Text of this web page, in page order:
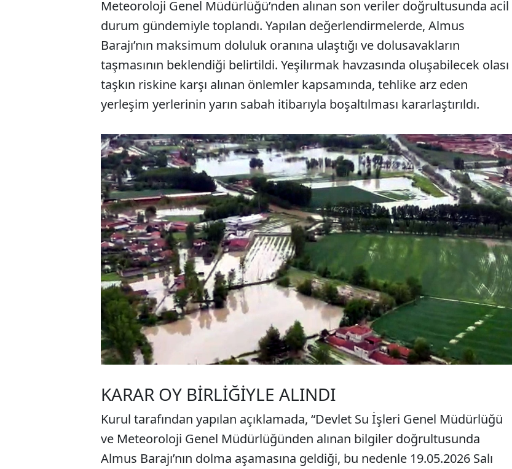
Meteoroloji Genel Müdürlüğü’nden alınan son veriler doğrultusunda acil
durum gündemiyle toplandı. Yapılan değerlendirmelerde, Almus
Barajı’nın maksimum doluluk oranına ulaştığı ve dolusavakların
taşmasının beklendiği belirtildi. Yeşilırmak havzasında oluşabilecek olası
taşkın riskine karşı alınan önlemler kapsamında, tehlike arz eden
yerleşim yerlerinin yarın sabah itibarıyla boşaltılması kararlaştırıldı.
KARAR OY BİRLİĞİYLE ALINDI
Kurul tarafından yapılan açıklamada, “Devlet Su İşleri Genel Müdürlüğü
ve Meteoroloji Genel Müdürlüğünden alınan bilgiler doğrultusunda
Almus Barajı’nın dolma aşamasına geldiği, bu nedenle 19.05.2026 Salı